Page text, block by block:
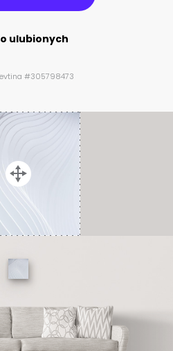
ulubionych
#305798473